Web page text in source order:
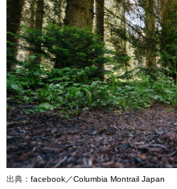
出典： facebook／Columbia Montrail Japan